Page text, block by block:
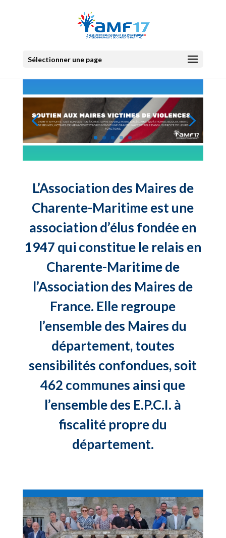
Sélectionner une page
L’Association des Maires de
Charente-Maritime est une
association d’élus fondée en
1947 qui constitue le relais en
Charente-Maritime de
l’Association des Maires de
France. Elle regroupe
l’ensemble des Maires du
département, toutes
sensibilités confondues, soit
462 communes ainsi que
l’ensemble des E.P.C.I. à
fiscalité propre du
département.